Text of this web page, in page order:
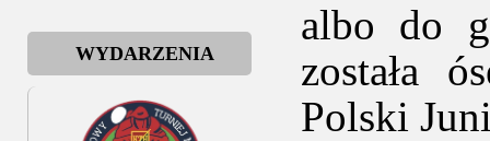
WYDARZENIA
albo do
została
Polski